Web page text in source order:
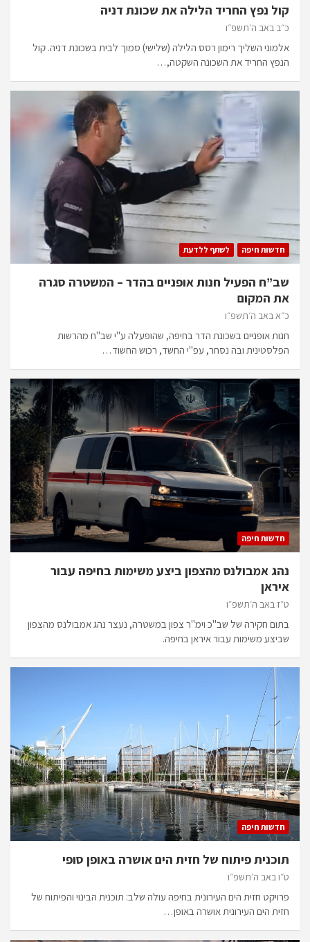
קול נפץ החריד הלילה את שכונת דניה
כ״ב באב ה׳תשפ״ו
אלמוני השליך רימון רסס הלילה (שלישי) סמוך לבית בשכונת דניה. קול
הנפץ החריד את השכונה השקטה,…
חדשות חיפה לשתף ללדעת
שב”ח הפעיל חנות אופניים בהדר – המשטרה סגרה
את המקום
כ״א באב ה׳תשפ״ו
חנות אופניים בשכונת הדר בחיפה, שהופעלה ע"י שב"ח מהרשות
הפלסטינית ובה נסחר, עפ"י החשד, רכוש החשוד…
חדשות חיפה
נהג אמבולנס מהצפון ביצע משימות בחיפה עבור
איראן
ט״ז באב ה׳תשפ״ו
בתום חקירה של שב"כ וימ"ר צפון במשטרה, נעצר נהג אמבולנס מהצפון
שביצע משימות עבור איראן בחיפה.
חדשות חיפה
תוכנית פיתוח של חזית הים אושרה באופן סופי
ט״ו באב ה׳תשפ״ו
פרויקט חזית הים העירונית בחיפה עולה שלב: תוכנית הבינוי והפיתוח של
חזית הים העירונית אושרה באופן…